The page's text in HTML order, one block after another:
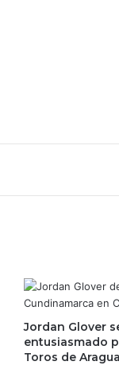
Jordan Glover
entusiasmado
Toros de Aragua